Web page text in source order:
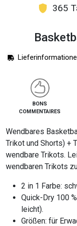
365
BONS
COMMENTAIRES
Wendbares
Trikot und Shorts) +
wendbare Trikots.
wendbaren Trikots
2 in 1 Farbe:
Quick-Dry 100
leicht).
Größen: für